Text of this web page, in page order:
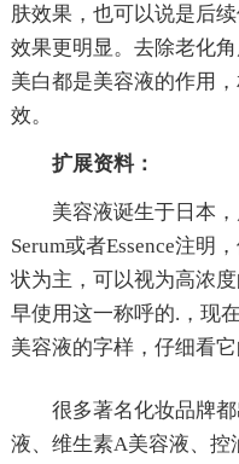
肤效果，也可以说是后
效果更明显。去除老化
美白都是美容液的作用
效。
扩展资料：
美容液诞生于日本
Serum或者Essence注明
状为主，可以视为高浓
早使用这一称呼的.，现
美容液的字样，仔细看
很多著名化妆品牌
液、维生素A美容液、控